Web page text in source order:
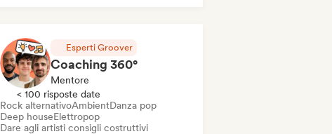
Esperti Groover
Coaching 360°
Mentore
< 100 risposte date
Rock alternativoAmbientDanza pop
Deep houseElettropop
Dare agli artisti consigli costruttivi